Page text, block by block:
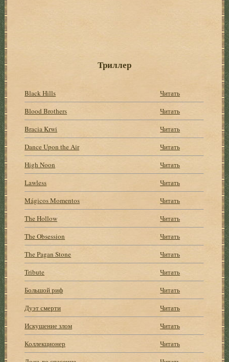
Триллер
Black Hills
Читать
Blood Brothers
Читать
Bracia Krwi
Читать
Dance Upon the Air
Читать
High Noon
Читать
Lawless
Читать
Mágicos Momentos
Читать
The Hollow
Читать
The Obsession
Читать
The Pagan Stone
Читать
Tribute
Читать
Большой риф
Читать
Дуэт смерти
Читать
Искушение злом
Читать
Коллекционер
Читать